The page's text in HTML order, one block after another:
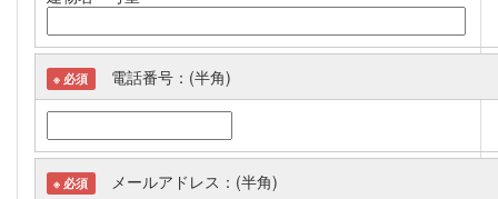
※ 必須 電話番号：(半角)
※ 必須 メールアドレス：(半角)